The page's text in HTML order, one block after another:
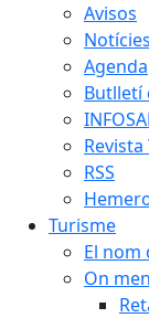
Avisos
Notícies
Agenda
Butlletí
Revista
RSS
Turisme
El nom
On